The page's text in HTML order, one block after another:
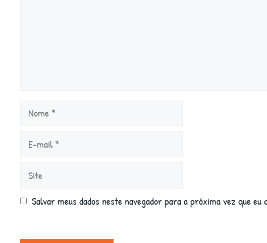
Nome
Site
Salvar meus dados neste navegador para a próxima vez que eu